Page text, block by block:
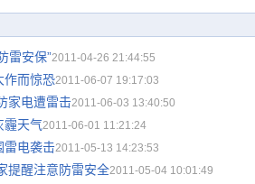
雷安保”2011-04-26 21:44:55
作而惊恐2011-06-07 19:17:03
家电遭雷击2011-06-03 13:40:50
霾天气2011-06-01 11:21:24
雷电袭击2011-05-13 14:23:53
提醒注意防雷安全2011-05-04 10:01:49